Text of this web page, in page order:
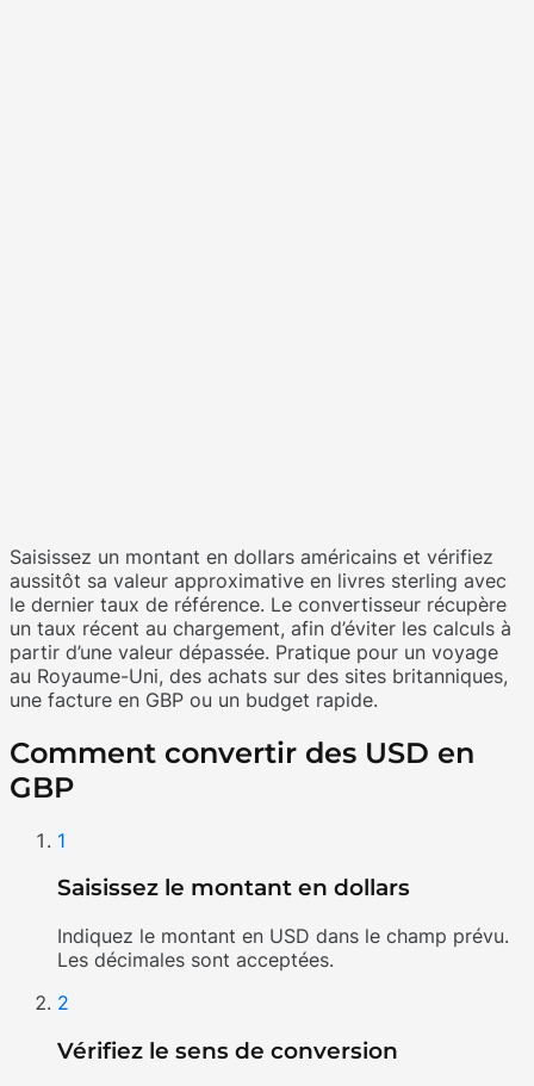
Saisissez un montant en dollars américains et vérifiez
aussitôt sa valeur approximative en livres sterling avec
le dernier taux de référence. Le convertisseur récupère
un taux récent au chargement, afin d’éviter les calculs à
partir d’une valeur dépassée. Pratique pour un voyage
au Royaume-Uni, des achats sur des sites britanniques,
une facture en GBP ou un budget rapide.
Comment convertir des USD en
GBP
1
Saisissez le montant en dollars
Indiquez le montant en USD dans le champ prévu.
Les décimales sont acceptées.
2
Vérifiez le sens de conversion